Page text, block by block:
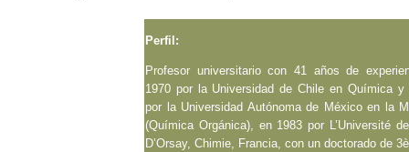
Perfil:
Profesor universitario con 41 años de
1970 por la Universidad de Chile en Química y
por la Universidad Autónoma de México en la
(Química Orgánica), en 1983 por L’Université
D’Orsay, Chimie, Francia, con un doctorado de